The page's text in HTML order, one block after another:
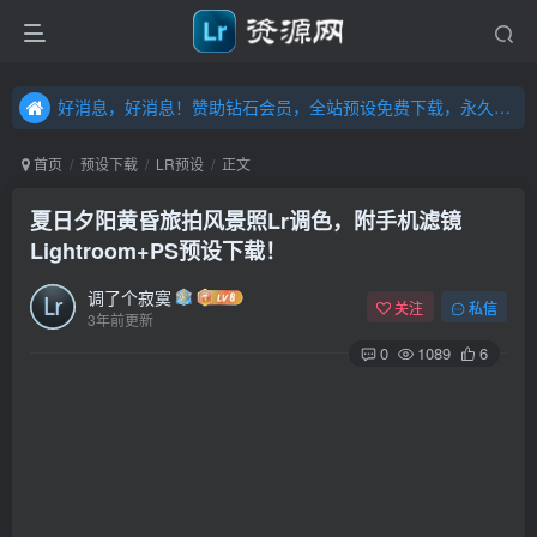
好消息，好消息！赞助钻石会员，全站预设免费下载，永久钻石会员，”送“万元超值资源，内容丰富，容量高达20T，不断更新！点击进入……
好消息，好消息！赞助钻石会员，全站预设免费下载，永久钻石会员，”送“万元超值资源，内容丰富，容量高达20T，不断更新！点击进入……
首页 预设下载 LR预设 正文
夏日夕阳黄昏旅拍风景照Lr调色，附手机滤镜
Lightroom+PS预设下载！
调了个寂寞
3年前更新
关注 私信
0 1089 6